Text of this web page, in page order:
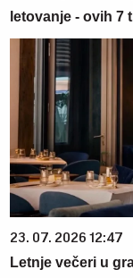
letovanje - ovih
23. 07. 2026 12:47
Letnje večeri u